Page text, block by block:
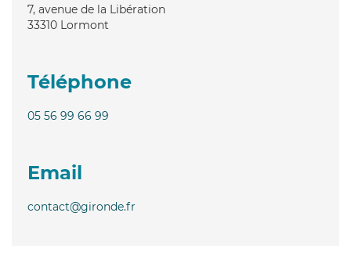
7, avenue de la Libération
33310 Lormont
Téléphone
05 56 99 66 99
Email
contact@gironde.fr